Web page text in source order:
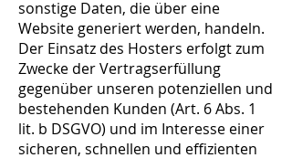
sonstige Daten, die über eine
Website generiert werden, handeln.
Der Einsatz des Hosters erfolgt zum
Zwecke der Vertragserfüllung
gegenüber unseren potenziellen und
bestehenden Kunden (Art. 6 Abs. 1
lit. b DSGVO) und im Interesse einer
sicheren, schnellen und effizienten